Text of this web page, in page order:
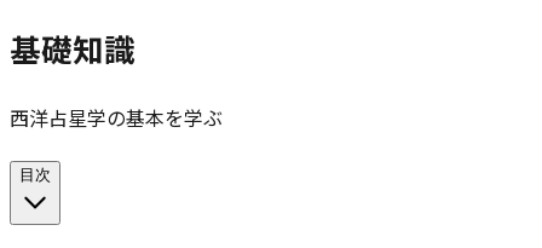
基礎知識
西洋占星学の基本を学ぶ
目次